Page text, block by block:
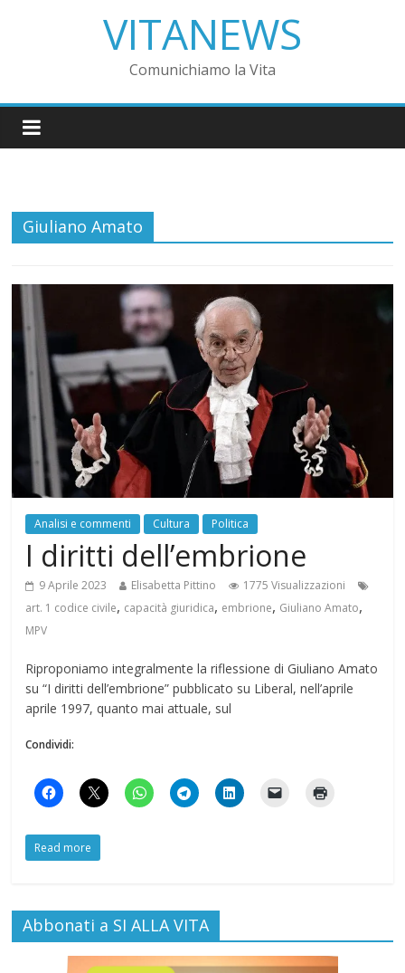
VITANEWS
Comunichiamo la Vita
Giuliano Amato
Analisi e commenti Cultura Politica
I diritti dell’embrione
9 Aprile 2023 Elisabetta Pittino
1775 Visualizzazioni
art. 1 codice civile, capacità giuridica, embrione, Giuliano Amato,
MPV
Riproponiamo integralmente la riflessione di Giuliano Amato
su “I diritti dell’embrione” pubblicato su Liberal, nell’aprile
aprile 1997, quanto mai attuale, sul
Condividi:
Read more
Abbonati a SI ALLA VITA